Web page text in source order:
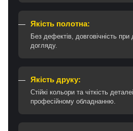
Якість полотна:
Без дефектів, довговічність
догляду.
Якість друку:
Стійкі кольори та чіткість
професійному обладнанню.